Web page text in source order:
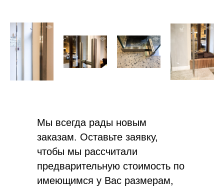
Мы всегда рады новым
заказам. Оставьте заявку,
чтобы мы рассчитали
предварительную стоимость по
имеющимся у Вас размерам,